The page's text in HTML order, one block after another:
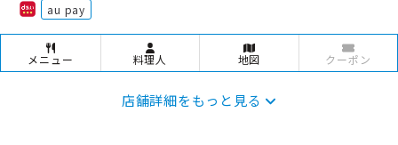
au pay
メニュー 料理人 地図 クーポン
店舗詳細をもっと見る